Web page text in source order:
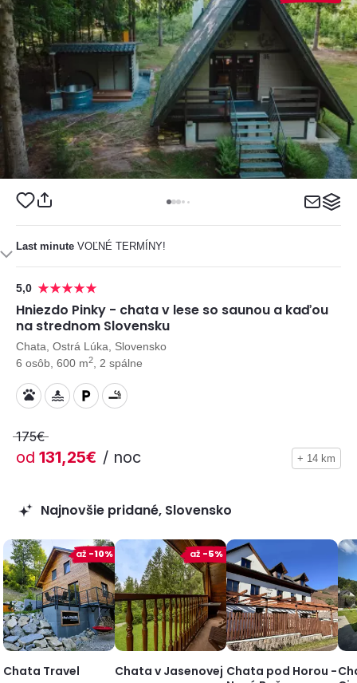
Last minute VOĽNÉ TERMÍNY!
5,0
Hniezdo Pinky - chata v lese so saunou a kaďou
na strednom Slovensku
Chata, Ostrá Lúka, Slovensko
6 osôb, 600 m2 , 2 spálne
175€
od 131,25€ / noc + 14 km
Najnovšie pridané, Slovensko
Chata Travel
až -10%
Chata v Jasenovej
až -5%
Chata pod Horou -